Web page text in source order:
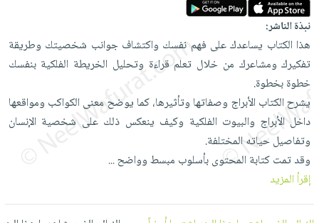
العناية
بالأسنان
الحمية
والتغذية
أدوات
المائدة
الأوعية
والتخزين
أدوات
المطبخ
الأكثر
مبيعاً
العودة
للمدارس
اكسسوارات
كتب
اكسسوارات
منزلية
اكسسوارات
مطرزات
شحن
مجاني
بنود
مختارة
اشتراكات
كل
الاشتراكات
صندوق
القراءة
بحث
متقدم
نيل
نبذة الناشر:
هذا الكتاب يساعدك على فهم نفسك واكتشاف جوانب شخصيتك وطريقة
تفكيرك ومشاعرك من خلال تعلم قراءة وتحليل الخريطة الفلكية بنفسك
خطوة بخطوة.
يشرح الكتاب الأبراج وصفاتها وتأثيرها، كما يوضح معنى الكواكب ومواقعها
داخل الأبراج والبيوت الفلكية وكيف ينعكس ذلك على شخصية الإنسان
وتفاصيل حياته المختلفة.
وقد تمت كتابة المحتوى بأسلوب مبسط وواضح...
إقرأ المزيد